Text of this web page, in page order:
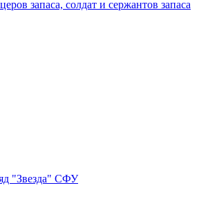
запаса, солдат и сержантов запаса
"Звезда" СФУ